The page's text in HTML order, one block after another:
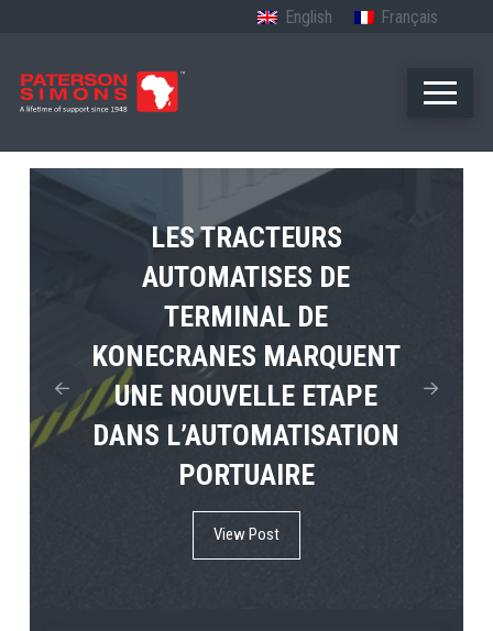
English Français
LES TRACTEURS
AUTOMATISES DE
TERMINAL DE
KONECRANES MARQUENT
UNE NOUVELLE ETAPE
DANS L’AUTOMATISATION
PORTUAIRE
View Post
LE PREMIER TUGMASTER
4×4 ELECTRIQUE DE
TERBERG ENTRE EN
SERVICE
View Post
MPS TEMA PRESENTE
L’AVENIR DE
L’ELECTRIFICATION
PORTUAIRE EN AFRIQUE
View Post